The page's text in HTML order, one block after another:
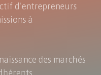
d’entrepreneurs
à
des marchés